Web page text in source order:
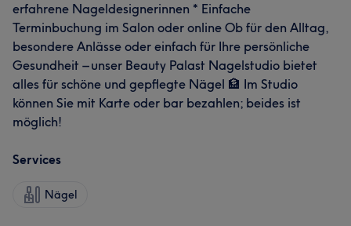
erfahrene Nageldesignerinnen * Einfache
Terminbuchung im Salon oder online Ob für den Alltag,
besondere Anlässe oder einfach für Ihre persönliche
Gesundheit – unser Beauty Palast Nagelstudio bietet
alles für schöne und gepflegte Nägel 🏦 Im Studio
können Sie mit Karte oder bar bezahlen; beides ist
möglich!
Services
Nägel